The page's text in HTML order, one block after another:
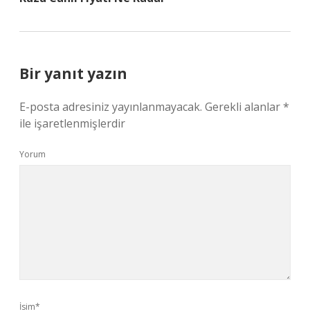
Bir yanıt yazın
E-posta adresiniz yayınlanmayacak. Gerekli alanlar*
ile işaretlenmişlerdir
Yorum
İsim*